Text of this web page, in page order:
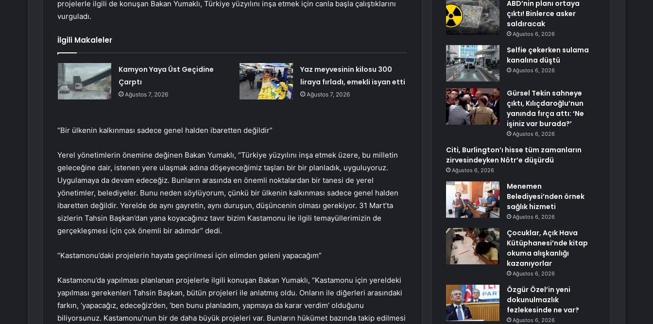
projelerle ilgili de konuşan Bakan Yumaklı, Türkiye yüzyılını inşa etmek için canla başla çalıştıklarını
vurguladı.
İlgili Makaleler
Kamyon Yaya Üst Geçidine
Çarptı
Ağustos 7, 2026
Yaz meyvesinin kilosu 300
liraya fırladı, emekli isyan etti
Ağustos 7, 2026
“Bir ülkenin kalkınması sadece genel halden ibaretten değildir”
Yerel yönetimlerin önemine değinen Bakan Yumaklı, “Türkiye yüzyılını inşa etmek üzere, bu milletin
geleceğine dair, istenen yere ulaşmak adına döşeyeceğimiz taşları bir bir planladık, uyguluyoruz.
Uygulamaya da devam edeceğiz. Bunların arasında en önemli noktalardan bir tanesi de yerel
yönetimler, belediyeler. Bunu neden söylüyorum, çünkü bir ülkenin kalkınması sadece genel halden
ibaretten değildir. Yerelde de aynı gayretin, aynı duruşun, düşüncenin olması gerekiyor. 31 Mart’ta
sizlerin Tahsin Başkan’dan yana koyacağınız tavır bizim Kastamonu ile ilgili temayüllerimizin de
gerçekleşmesi için çok önemli bir adımdır” dedi.
“Kastamonu’daki projelerin hayata geçirilmesi için elimden geleni yapacağım”
Kastamonu’da yapılması planlanan projelerle ilgili konuşan Bakan Yumaklı, “Kastamonu için yereldeki
yapılması gerekenleri Tahsin Başkan, bütün projeleri ile anlatmış oldu. Onların ile diğerleri arasındaki
farkın, ‘yapacağız, edeceğiz’den, ‘ben bunu planladım, yapmaya da karar verdim’ olduğunu
biliyorsunuz. Kastamonu’nun bir de daha büyük projeleri var. Bunların hükümet bazında takip edilmesi
ABD’nin planı ortaya
çıktı! Binlerce asker
saldıracak
Ağustos 6, 2026
Selfie çekerken sulama
kanalına düştü
Ağustos 6, 2026
Gürsel Tekin sahneye
çıktı, Kılıçdaroğlu’nun
yanında fırça attı: ‘Ne
işiniz var burada?’
Ağustos 6, 2026
Citi, Burlington’ı hisse tüm zamanların
zirvesindeyken Nötr’e düşürdü
Ağustos 6, 2026
Menemen
Belediyesi’nden örnek
sağlık hizmeti
Ağustos 6, 2026
Çocuklar, Açık Hava
Kütüphanesi’nde kitap
okuma alışkanlığı
kazanıyorlar
Ağustos 6, 2026
Özgür Özel’in yeni
dokunulmazlık
fezlekesinde ne var?
Ağustos 6, 2026